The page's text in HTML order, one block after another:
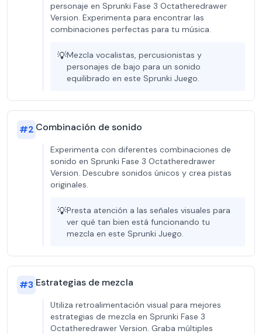
personaje en Sprunki Fase 3 Octatheredrawer
Version. Experimenta para encontrar las
combinaciones perfectas para tu música.
💡Mezcla vocalistas, percusionistas y
personajes de bajo para un sonido
equilibrado en este Sprunki Juego.
#2 Combinación de sonido
Experimenta con diferentes combinaciones de
sonido en Sprunki Fase 3 Octatheredrawer
Version. Descubre sonidos únicos y crea pistas
originales.
💡Presta atención a las señales visuales para
ver qué tan bien está funcionando tu
mezcla en este Sprunki Juego.
#3 Estrategias de mezcla
Utiliza retroalimentación visual para mejores
estrategias de mezcla en Sprunki Fase 3
Octatheredrawer Version. Graba múltiples